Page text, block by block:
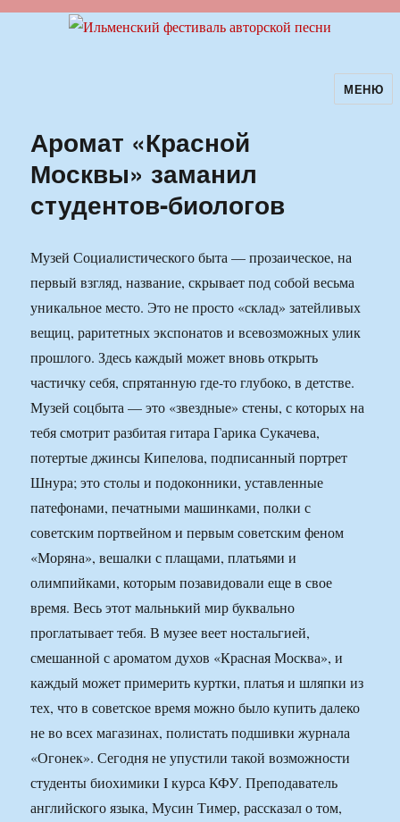
Ильменский фестиваль авторскойМЕНЮ
Аромат «Красной
Москвы» заманил
студентов-биологов
Музей Социалистического быта — прозаическое, на
первый взгляд, название, скрывает под собой весьма
уникальное место. Это не просто «склад» затейливых
вещиц, раритетных экспонатов и всевозможных улик
прошлого. Здесь каждый может вновь открыть
частичку себя, спрятанную где-то глубоко, в детстве.
Музей соцбыта — это «звездные» стены, с которых на
тебя смотрит разбитая гитара Гарика Сукачева,
потертые джинсы Кипелова, подписанный портрет
Шнура; это столы и подоконники, уставленные
патефонами, печатными машинками, полки с
советским портвейном и первым советским феном
«Моряна», вешалки с плащами, платьями и
олимпийками, которым позавидовали еще в свое
время. Весь этот мальнький мир буквально
проглатывает тебя. В музее веет ностальгией,
смешанной с ароматом духов «Красная Москва», и
каждый может примерить куртки, платья и шляпки из
тех, что в советское время можно было купить далеко
не во всех магазинах, полистать подшивки журнала
«Огонек». Сегодня не упустили такой возможности
студенты биохимики I курса КФУ. Преподаватель
английского языка, Мусин Тимер, рассказал о том,